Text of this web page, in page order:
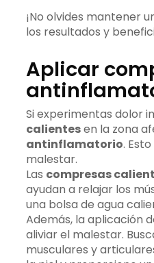
¡No olvides mantener
los resultados y
Aplicar
Si experimentas dolor
calientesen la zona
antinflamatorio.
malestar.
Las compresas
ayudan a relajar los
una bolsa de agua
Además, la aplicación
aliviar el malestar.
musculares y